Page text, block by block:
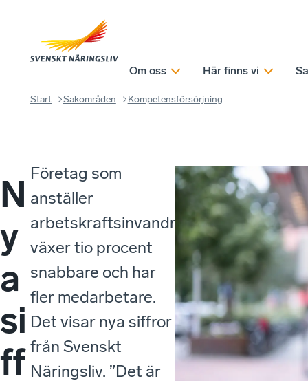
Om oss Här finns vi
Start Sakområden Kompetensförsörjning
N
y
a
si
ff
Företag som
anställer
arbetskraftsinvandrare
växer tio procent
snabbare och har
fler medarbetare.
Det visar nya siffror
från Svenskt
Näringsliv. ”Det är